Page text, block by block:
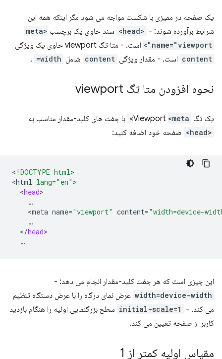
یک صفحه در ممیزی با شکست مواجه می شود مگر اینکه همه این
شرایط برآورده شوند: - <head> سند حاوی یک برچسب
<meta
name="viewport">
است. - متا تگ viewport حاوی یک ویژگی
content است. - مقدار ویژگی content شامل width=
.
نحوه افزودن متا تگ viewport
یک تگ Viewport <meta> با جفت های کلید-مقدار مناسب به
<head> صفحه خود اضافه کنید:
< !DOCTYPE html>
<html lang="en"
<head
<meta name="viewport" content="width=device-
</head
این چیزی است که هر جفت کلید-مقدار انجام می دهد: -
width=device-width عرض نمای درگاه را با عرض دستگاه تنظیم
می کند. -
initial-scale=1 سطح بزرگنمایی اولیه را هنگام بازدید
کاربر از صفحه تعیین می کند.
مقیاس اولیه کمتر از 1